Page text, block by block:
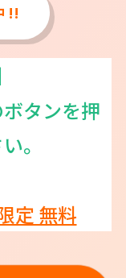
!!
タンを押
。
定 無料